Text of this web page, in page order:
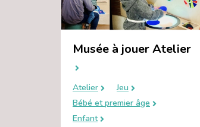
Musée à jouer Atelier
Atelier
Jeu
Bébé et premier âge
Enfant